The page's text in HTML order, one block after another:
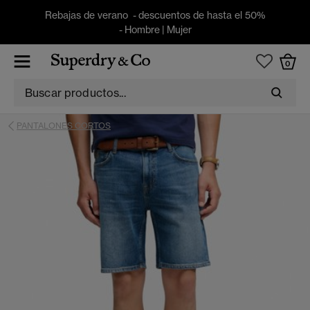
Rebajas de verano - descuentos de hasta el 50%
- Hombre| Mujer
0
PANTALONES CORTOS